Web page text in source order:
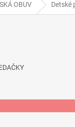
OBUV Detské